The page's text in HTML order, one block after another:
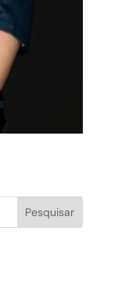
Pesquisar